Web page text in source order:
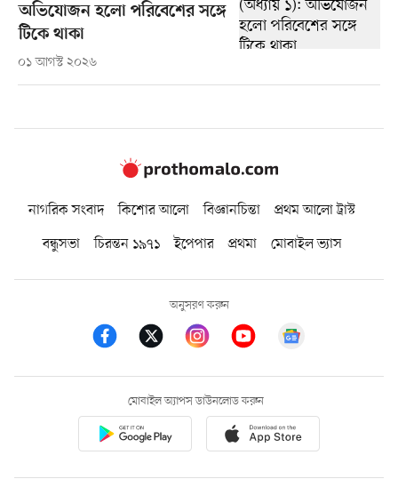
অভিযোজন হলো পরিবেশের সঙ্গে
টিকে থাকা
০১ আগস্ট ২০২৬
নাগরিক সংবাদ কিশোর আলো বিজ্ঞানচিন্তা
প্রথম আলো ট্রাস্ট
বন্ধুসভা
চিরন্তন ১৯৭১ ইপেপার প্রথমা মোবাইল ভ্যাস
অনুসরণ করুন
মোবাইল অ্যাপস ডাউনলোড করুন